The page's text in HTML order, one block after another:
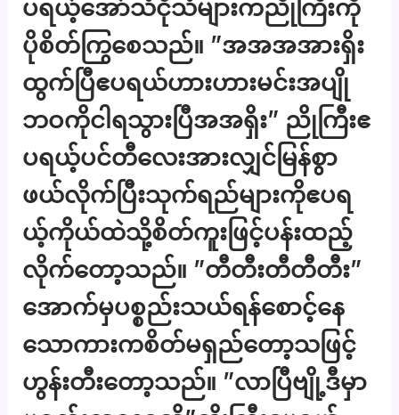
ပရယ့်အော်သံငိုသံများကညိုကြီးကို
ပိုစိတ်ကြွစေသည်။ ”အအအအားရှိး
ထွက်ပြီဧပရယ်ဟားဟားမင်းအပျို
ဘဝကိုငါရသွားပြီအအရှိး” ညိုကြီးဧ
ပရယ့်ပင်တီလေးအားလျှင်မြန်စွာ
ဖယ်လိုက်ပြီးသုက်ရည်များကိုဧပရ
ယ့်ကိုယ်ထဲသို့စိတ်ကူးဖြင့်ပန်းထည့်
လိုက်တော့သည်။ ”တီတီးတီတီတီး”
အောက်မှပစ္စည်းသယ်ရန်စောင့်နေ
သောကားကစိတ်မရှည်တော့သဖြင့်
ဟွန်းတီးတော့သည်။ ”လာပြီဗျို့ဒီမှာ